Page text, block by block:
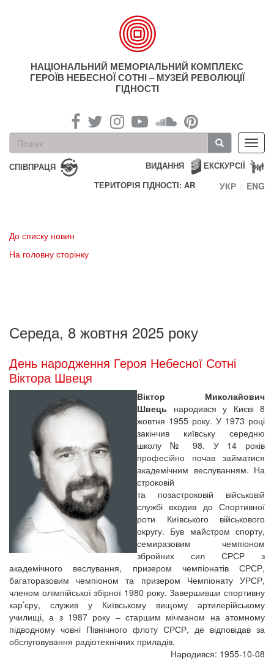
НАЦІОНАЛЬНИЙ МЕМОРІАЛЬНИЙ КОМПЛЕКС
ГЕРОЇВ НЕБЕСНОЇ СОТНІ – МУЗЕЙ РЕВОЛЮЦІЇ
ГІДНОСТІ
Пошукова
форма
Пошук
СПІВПРАЦЯ ЕКСКУРСІЇ
ВИДАННЯ
ТЕРИТОРІЯ ГІДНОСТІ: AR
УКР ENG
До списку новин
На головну сторінку
Середа, 8 жовтня 2025 року
День народження Героя Небесної Сотні
Віктора Швеця
Віктор Миколайович
Швець народився у Києві 8
жовтня 1955 року. У 1973 році
закінчив київську середню
школу № 98. У 14 років
професійно почав займатися
академічним веслуванням. На
строковій
та позастроковій військовій
службі входив до Спортивної
роти Київського військового
округу. Був майстром спорту,
семиразовим чемпіоном
збройних сил СРСР з
академічного веслування, призером чемпіонатів СРСР,
багаторазовим чемпіоном та призером Чемпіонату УРСР,
членом олімпійської збірної 1980 року. Завершивши спортивну
кар’єру, служив у Київському вищому артилерійському
училищі, а з 1987 року – старшим мічманом на атомному
підводному човні Північного флоту СРСР, де відповідав за
обслуговування радіотехнічних приладів.
Народився: 1955-10-08